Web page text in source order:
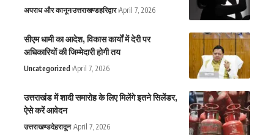
अपराध और कानूनउत्तराखण्डहरिद्वार April 7, 2026
सीएम धामी का आदेश, विकास कार्यों में देरी पर
अधिकारियों की जिम्मेदारी होगी तय
Uncategorized April 7, 2026
उत्तराखंड में शादी समारोह के लिए मिलेंगे इतने सिलेंडर,
ऐसे करें आवेदन
उत्तराखण्डदेहरादून April 7, 2026